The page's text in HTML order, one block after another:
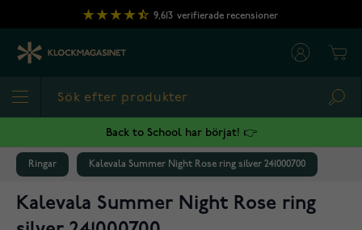
Hoppa till innehållet
9,613 verifierade recensioner
Back to School har börjat! 👉
Ringar Kalevala Summer Night Rose ring silver 241000700
Kalevala Summer Night Rose ring